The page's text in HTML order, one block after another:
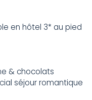
en hôtel 3* au pied
& chocolats
séjour romantique